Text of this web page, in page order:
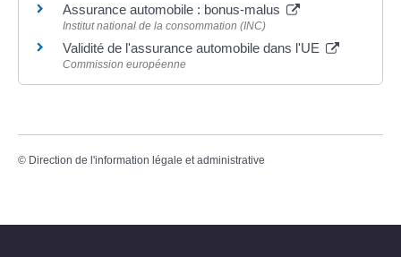
Assurance automobile : bonus-malus
Institut national de la consommation (INC)
Validité de l'assurance automobile dans l'UE
Commission européenne
© Direction de l'information légale et administrative